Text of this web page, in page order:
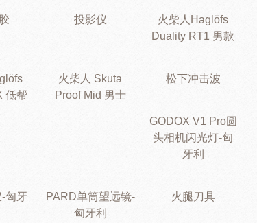
投影仪
火柴人Haglöfs
Duality RT1 男款
低帮
火柴人 Skuta
Proof Mid 男士
松下冲击波
GODOX V1 Pro圆
头相机闪光灯-匈
牙利
匈牙
PARD单筒望远镜-
匈牙利
火腿刀具